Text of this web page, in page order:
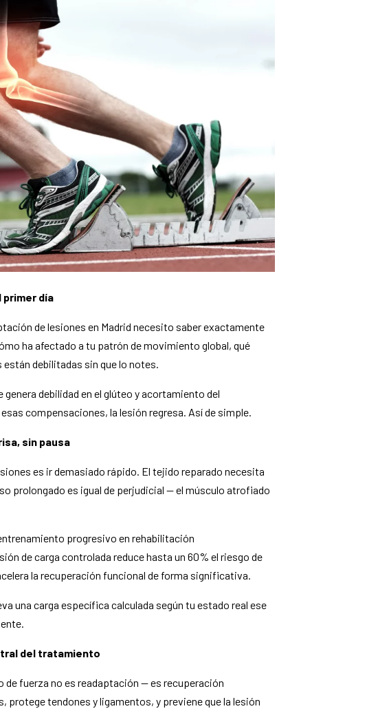
primer día
de lesiones en Madrid necesito saber exactamente
ha afectado a tu patrón de movimiento global, qué
debilitadas sin que lo notes.
debilidad en el glúteo y acortamiento del
compensaciones, la lesión regresa. Así de simple.
sin pausa
es ir demasiado rápido. El tejido reparado necesita
prolongado es igual de perjudicial — el músculo atrofiado
progresivo en rehabilitación
de carga controlada reduce hasta un 60% el riesgo de
la recuperación funcional de forma significativa.
una carga específica calculada según tu estado real ese
del tratamiento
fuerza no es readaptación — es recuperación
tendones y ligamentos, y previene que la lesión